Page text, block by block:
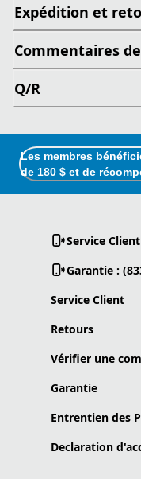
Expédition et
Commentaires
Q/R
Les membres
de 180 $ et de
Service
Garantie :
Service Client
Retours
Vérifier une
Garantie
Entrentien des
Declaration